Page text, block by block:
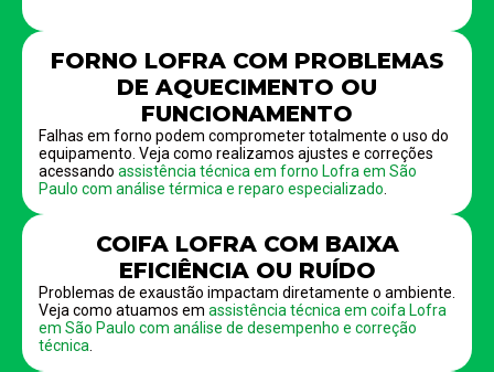
FORNO LOFRA COM PROBLEMAS
DE AQUECIMENTO OU
FUNCIONAMENTO
Falhas em forno podem comprometer totalmente o uso do
equipamento. Veja como realizamos ajustes e correções
acessando assistência técnica em forno Lofra em São
Paulo com análise térmica e reparo especializado
COIFA LOFRA COM BAIXA
EFICIÊNCIA OU RUÍDO
Problemas de exaustão impactam diretamente o ambiente.
Veja como atuamos em assistência técnica em coifa Lofra
em São Paulo com análise de desempenho e correção
técnica